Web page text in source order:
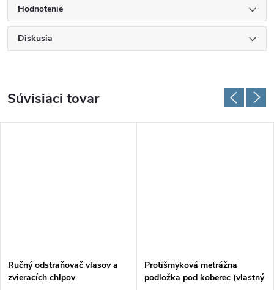
Hodnotenie
Diskusia
Súvisiaci tovar
Ručný odstraňovač vlasov a
zvieracích chlpov
Protišmyková metrážna
podložka pod koberec (vlastný